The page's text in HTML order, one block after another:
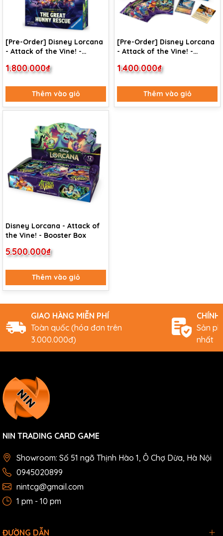
[Pre-Order] Disney Lorcana
- Attack of the Vine! -
Great Hunny Rescue
1.800.000₫
Thêm vào giỏ
[Pre-Order] Disney Lorcana
- Attack of the Vine! -
RAPUNZEL Eition
1.400.000₫
Thêm vào giỏ
Disney Lorcana - Attack of
the Vine! - Booster Box
5.500.000₫
Thêm vào giỏ
GIAO HÀNG MIỄN PHÍ
Toàn quốc (hóa đơn trên
3.000.000đ)
CHÍNH
Sản
nhất
NIN TRADING CARD GAME
Showroom: Số 51 ngõ Thịnh Hào 1, Ô Chợ Dừa, Hà Nội
0945020899
nintcg@gmail.com
1 pm - 10 pm
ĐƯỜNG DẪN